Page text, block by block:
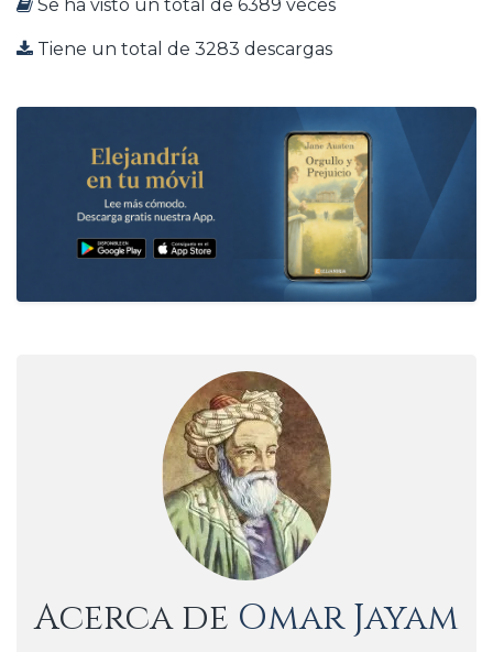
Se ha visto un total de 6389 veces
Tiene un total de 3283 descargas
Acerca de Omar Jayam